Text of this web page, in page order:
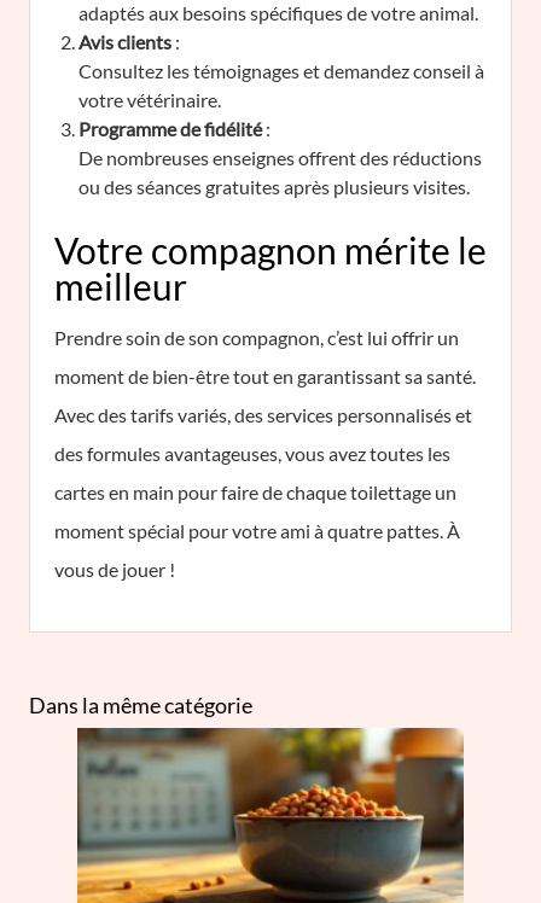
adaptés aux besoins spécifiques de votre animal.
Avis clients :
Consultez les témoignages et demandez conseil à
votre vétérinaire.
Programme de fidélité:
De nombreuses enseignes offrent des réductions
ou des séances gratuites après plusieurs visites.
Votre compagnon mérite le
meilleur
Prendre soin de son compagnon, c’est lui offrir un
moment de bien-être tout en garantissant sa santé.
Avec des tarifs variés, des services personnalisés et
des formules avantageuses, vous avez toutes les
cartes en main pour faire de chaque toilettage un
moment spécial pour votre ami à quatre pattes. À
vous de jouer !
Dans la même catégorie